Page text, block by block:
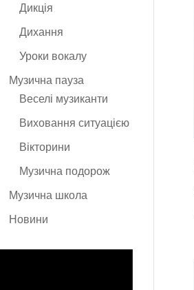
Дикція
Дихання
Уроки вокалу
Музична пауза
Веселі музиканти
Виховання ситуацією
Вікторини
Музична подорож
Музична школа
Новини